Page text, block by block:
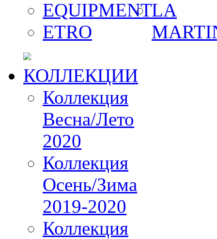
EQUIPMENT
ETRO
LA
КОЛЛЕКЦИИ
Коллекция
Весна/Лето
2020
Коллекция
Осень/Зима
2019-2020
Коллекция